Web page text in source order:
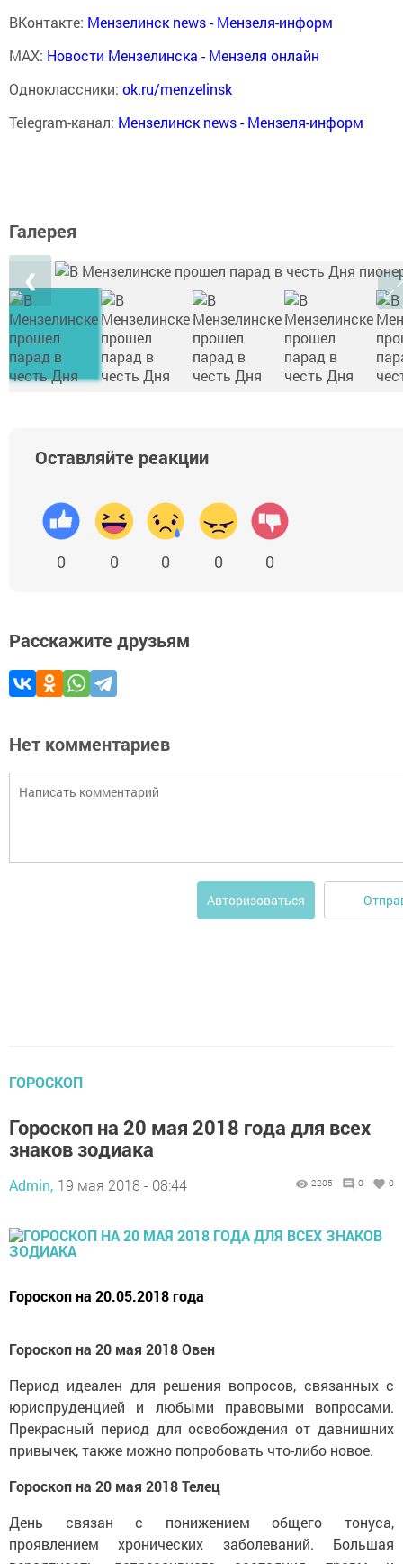
ВКонтакте: Мензелинск news - Мензеля-информ
MAX: Новости Мензелинска - Мензеля онлайн
Одноклассники: ok.ru/menzelinsk
Telegram-канал: Мензелинск news - Мензеля-информ
Галерея
❮
Оставляйте реакции
0 0 0 0 0
Расскажите друзьям
Нет комментариев
Авторизоваться
ГОРОСКОП
Гороскоп на 20 мая 2018 года для всех
знаков зодиака
Admin, 19 мая 2018 - 08:44 2205 0 0
Гороскоп на 20.05.2018 года
Гороскоп на 20 мая 2018 Овен
Период идеален для решения вопросов, связанных с
юриспруденцией и любыми правовыми вопросами.
Прекрасный период для освобождения от давнишних
привычек, также можно попробовать что-либо новое.
Гороскоп на 20 мая 2018 Телец
День связан с понижением общего тонуса,
проявлением хронических заболеваний. Большая